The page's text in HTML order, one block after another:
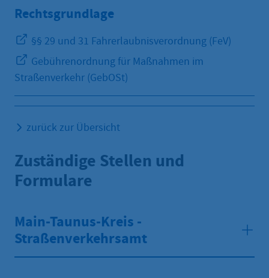
Rechtsgrundlage
§§ 29 und 31 Fahrerlaubnisverordnung (FeV)
Gebührenordnung für Maßnahmen im
Straßenverkehr (GebOSt)
zurück zur Übersicht
Zuständige Stellen und
Formulare
Main-Taunus-Kreis -
Straßenverkehrsamt